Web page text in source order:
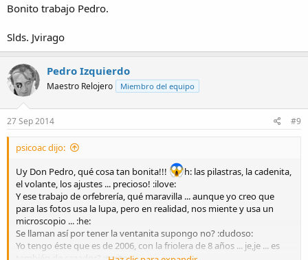
Bonito trabajo Pedro.
Slds. Jvirago
Pedro Izquierdo
Maestro Relojero Miembro del equipo
27 Sep 2014 #9
psicoac dijo:
Uy Don Pedro, qué cosa tan bonita!!!
h: las pilastras, la cadenita,
el volante, los ajustes ... precioso! :ilove:
Y ese trabajo de orfebrería, qué maravilla ... aunque yo creo que
para las fotos usa la lupa, pero en realidad, nos miente y usa un
microscopio ... :he:
Se llaman así por tener la ventanita supongo no? :dudoso:
Yo tengo éste que es de 2006, con la friolera de 8 años ... je,je ... es